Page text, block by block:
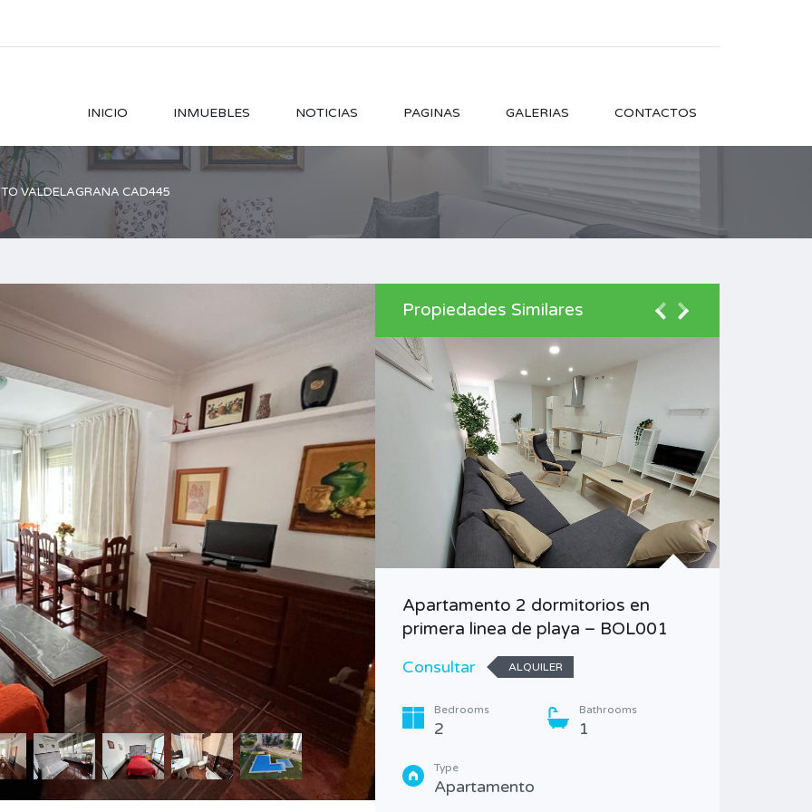
INICIO INMUEBLES NOTICIAS PAGINAS GALERIAS CONTACTOS
VALDELAGRANA CAD445
Propiedades Similares
Alquiler piso con vistas al mar
CAD080
Consultar
ALQUILER
Bedrooms
2
Bathrooms
1
Garages
1
Apartamento 2 dormitorios en
primera linea de playa – BOL001
Consultar
ALQUILER
Bedrooms
2
Bathrooms
1
Type
Apartamento